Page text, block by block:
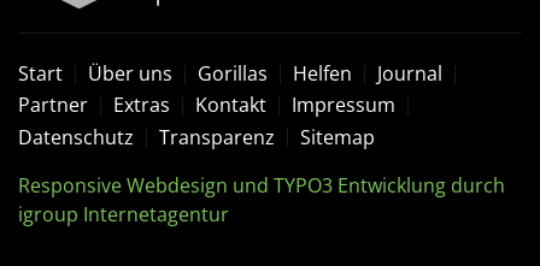
Start Über uns Gorillas Helfen
Journal
Partner
Extras Kontakt
Impressum
Datenschutz
Transparenz
Sitemap
Responsive Webdesign und TYPO3 Entwicklung durch
igroup Internetagentur